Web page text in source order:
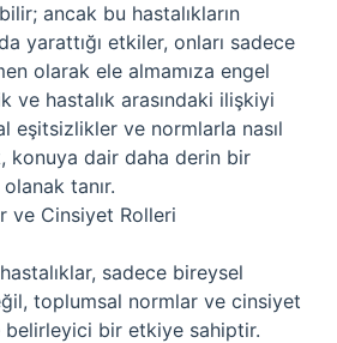
ancak bu hastalıkların
yarattığı etkiler, onları sadece
olarak ele almamıza engel
ve hastalık arasındaki ilişkiyi
eşitsizlikler ve normlarla nasıl
konuya dair daha derin bir
tanır.
ve Cinsiyet Rolleri
sadece bireysel
toplumsal normlar ve cinsiyet
bir etkiye sahiptir.